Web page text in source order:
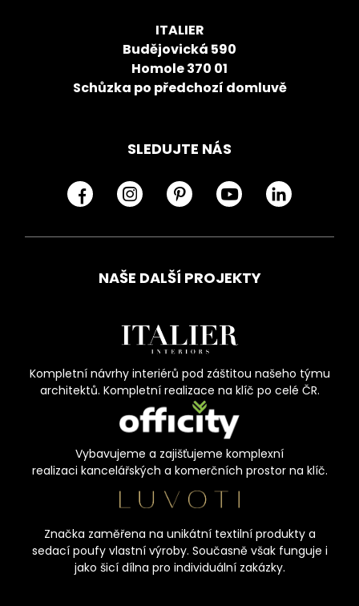
ITALIER
Budějovická 590
Homole 370 01
Schůzka po předchozí domluvě
SLEDUJTE NÁS
NAŠE DALŠÍ PROJEKTY
Kompletní návrhy interiérů pod záštitou našeho týmu
architektů. Kompletní realizace na klíč po celé ČR.
Vybavujeme a zajišťujeme komplexní
realizaci kancelářských a komerčních prostor na klíč.
Značka zaměřena na unikátní textilní produkty a
sedací poufy vlastní výroby. Současně však funguje i
jako šicí dílna pro individuální zakázky.